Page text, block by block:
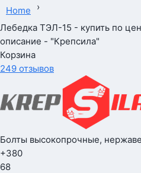
Home
›
Лебедка ТЭЛ-15 - купить по
описание - "Крепсила"
Корзина
249 отзывов
Болты высокопрочные,
+380
68